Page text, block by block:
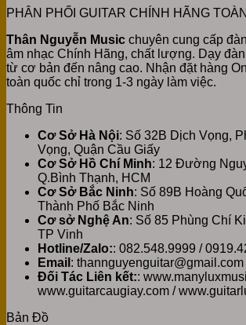
PHÂN PHỐI GUITAR CHÍNH HÃNG
Thân Nguyễn Music chuyên cung cấp
âm nhạc Chính Hãng, chất lượng. Dạy
từ cơ bản đến nâng cao. Nhận đặt hàng
toàn quốc chỉ trong 1-3 ngày làm việc.
Thông Tin
Cơ Sở Hà Nội: Số 32B Dịch Vọng,
Vọng, Quận Cầu Giấy
Cơ Sở Hồ Chí Minh: 12 Đường
Q.Bình Thạnh, HCM
Cơ Sở Bắc Ninh: Số 89B Hoàng
Thành Phố Bắc Ninh
Cơ sở Nghệ An: Số 85 Phùng Chí
TP Vinh
Hotline/Zalo:: 082.548.9999 /
Email : thannguyenguitar@gmail.com
Đối Tác Liên kết::
www.guitarcaugiay.com /
Bản Đồ